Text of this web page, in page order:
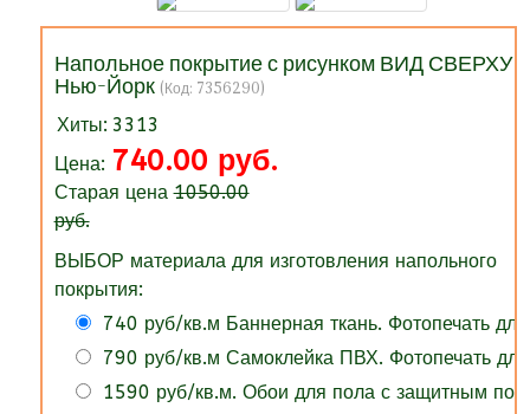
Напольное покрытие с рисунком ВИД СВЕРХУ
Нью-Йорк (Код: 7356290)
Хиты: 3313
Цена: 740.00 руб.
Старая цена1050.00
руб.
ВЫБОР материала для изготовления напольного
покрытия:
740 руб/кв.м Баннерная ткань. Фотопечать
790 руб/кв.м Самоклейка ПВХ. Фотопечать
1590 руб/кв.м. Обои для пола с защитным